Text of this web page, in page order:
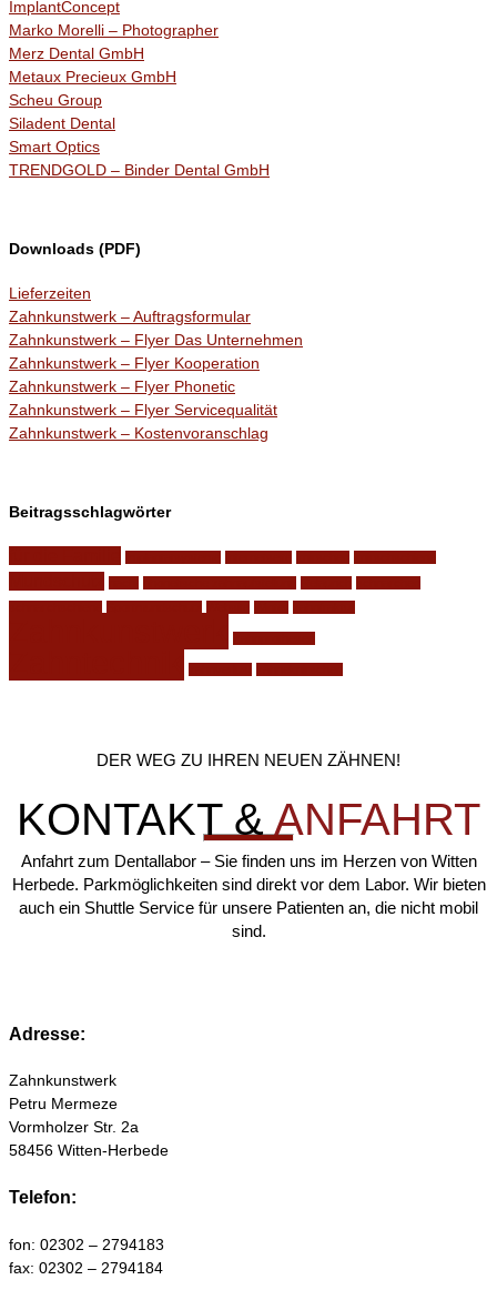
ImplantConcept
Marko Morelli – Photographer
Merz Dental GmbH
Metaux Precieux GmbH
Scheu Group
Siladent Dental
Smart Optics
TRENDGOLD – Binder Dental GmbH
Downloads (PDF)
Lieferzeiten
Zahnkunstwerk – Auftragsformular
Zahnkunstwerk – Flyer Das Unternehmen
Zahnkunstwerk – Flyer Kooperation
Zahnkunstwerk – Flyer Phonetic
Zahnkunstwerk – Flyer Servicequalität
Zahnkunstwerk – Kostenvoranschlag
Beitragsschlagwörter
DER WEG ZU IHREN NEUEN ZÄHNEN!
KONTAKT & ANFAHRT
Anfahrt zum Dentallabor – Sie finden uns im Herzen von Witten
Herbede. Parkmöglichkeiten sind direkt vor dem Labor. Wir bieten
auch ein Shuttle Service für unsere Patienten an, die nicht mobil
sind.
Adresse:
Zahnkunstwerk
Petru Mermeze
Vormholzer Str. 2a
58456 Witten-Herbede
Telefon:
fon: 02302 – 2794183
fax: 02302 – 2794184